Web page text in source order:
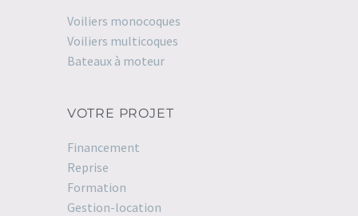
Voiliers monocoques
Voiliers multicoques
Bateaux à moteur
VOTRE PROJET
Financement
Reprise
Formation
Gestion-location